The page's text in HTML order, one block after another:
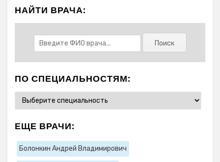
НАЙТИ ВРАЧА:
ПО СПЕЦИАЛЬНОСТЯМ:
ЕЩЕ ВРАЧИ:
Болонкин Андрей Владимирович